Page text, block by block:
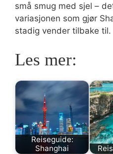
små smug med sjel –
variasjonen som gjør
stadig vender tilbake til.
Les mer:
Reiseguide:
Shanghai